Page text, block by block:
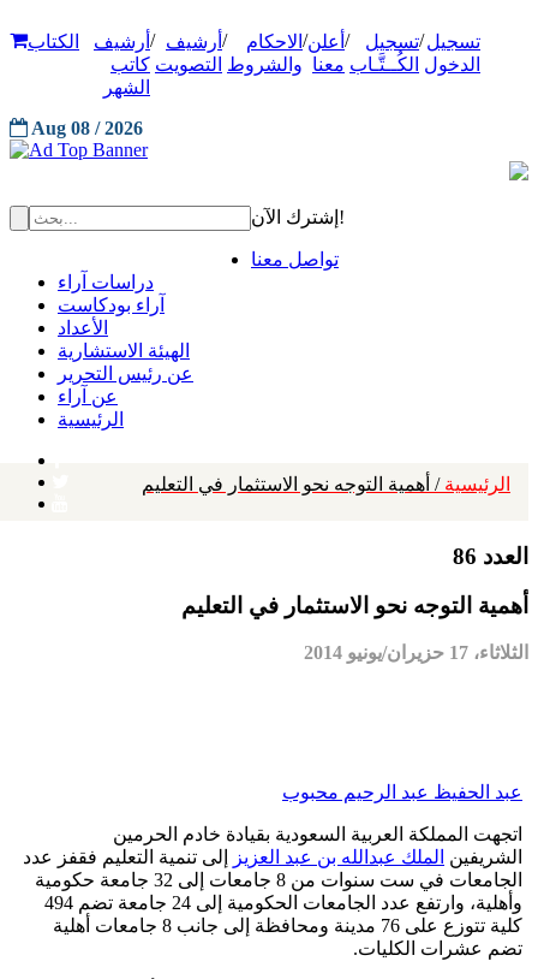
تسجيل
الدخول
/تسجيل
الكُــتَّـاب
/ أعلن
معنا
/ الاحكام
والشروط
/ أرشيف
التصويت
/ أرشيف
كاتب
الشهر
الكتاب
Aug 08 / 2026
إشترك الآن!
تواصل معنا
دراسات آراء
آراء بودكاست
الأعداد
الهيئة الاستشارية
عن رئيس التحرير
عن آراء
الرئيسية
الرئيسية / أهمية التوجه نحو الاستثمار في التعليم
العدد 86
أهمية التوجه نحو الاستثمار في التعليم
الثلاثاء، 17 حزيران/يونيو 2014
عبد الحفيظ عبد الرحيم محبوب
اتجهت المملكة العربية السعودية بقيادة خادم الحرمين
الشريفين الملك عبدالله بن عبد العزيز
إلى تنمية التعليم فقفز عدد
الجامعات في ست سنوات من 8 جامعات إلى 32 جامعة حكومية
وأهلية، وارتفع عدد الجامعات الحكومية إلى 24 جامعة تضم 494
كلية تتوزع على 76 مدينة ومحافظة إلى جانب 8 جامعات أهلية
تضم عشرات الكليات.